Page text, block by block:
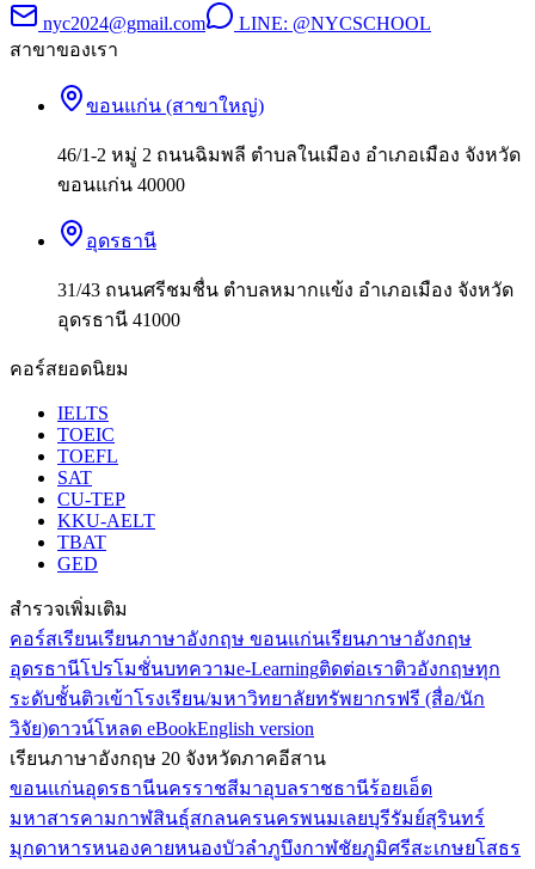
nyc2024@gmail.com LINE: @NYCSCHOOL
สาขาของเรา
ขอนแก่น (สาขาใหญ่)
46/1-2 หมู่ 2 ถนนฉิมพลี ตำบลในเมือง อำเภอเมือง จังหวัด
ขอนแก่น 40000
อุดรธานี
31/43 ถนนศรีชมชื่น ตำบลหมากแข้ง อำเภอเมือง จังหวัด
อุดรธานี 41000
คอร์สยอดนิยม
IELTS
TOEIC
TOEFL
SAT
CU-TEP
KKU-AELT
TBAT
GED
สำรวจเพิ่มเติม
คอร์สเรียนเรียนภาษาอังกฤษ ขอนแก่นเรียนภาษาอังกฤษ
อุดรธานีโปรโมชั่นบทความe-Learningติดต่อเราติวอังกฤษทุก
ระดับชั้นติวเข้าโรงเรียน/มหาวิทยาลัยทรัพยากรฟรี (สื่อ/นัก
วิจัย)ดาวน์โหลด eBookEnglish version
เรียนภาษาอังกฤษ 20 จังหวัดภาคอีสาน
ขอนแก่นอุดรธานีนครราชสีมาอุบลราชธานีร้อยเอ็ด
มหาสารคามกาฬสินธุ์สกลนครนครพนมเลยบุรีรัมย์สุรินทร์
มุกดาหารหนองคายหนองบัวลำภูบึงกาฬชัยภูมิศรีสะเกษยโสธร